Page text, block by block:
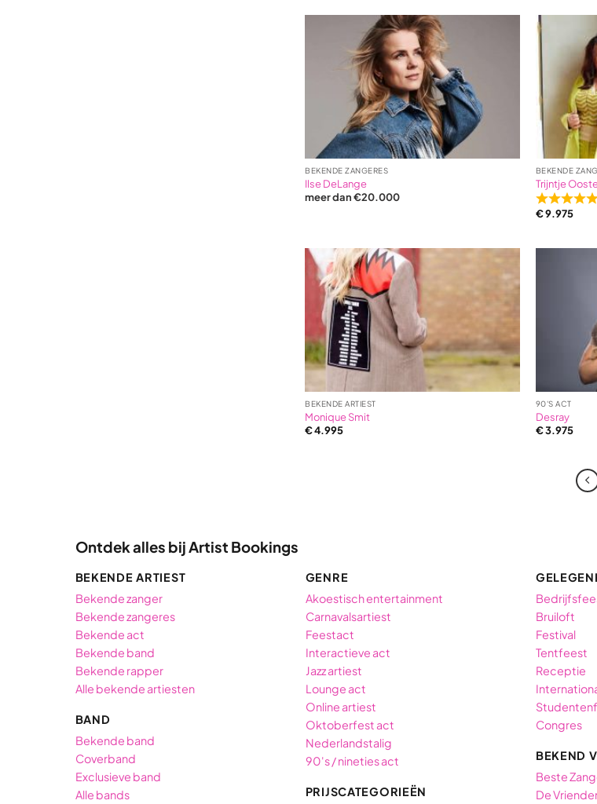
BEKENDE ZANGERES
Ilse DeLange
meer dan €20.000
BEKENDE
Trijntje
Rated
5,0
€9.975
BEKENDE ARTIEST
Monique Smit
€4.995
90'S ACT
Desray
€3.975
Ontdek alles bij Artist Bookings
BEKENDE ARTIEST
Bekende zanger
Bekende zangeres
Bekende act
Bekende band
Bekende rapper
Alle bekende artiesten
BAND
Bekende band
Coverband
Exclusieve band
Alle bands
GENRE
Akoestisch entertainment
Carnavalsartiest
Feestact
Interactieve act
Jazz artiest
Lounge act
Online artiest
Oktoberfest act
Nederlandstalig
90's / nineties act
PRIJSCATEGORIEËN
Bruiloft
Festival
Tentfeest
Receptie
Congres
BEKEND
Beste
De